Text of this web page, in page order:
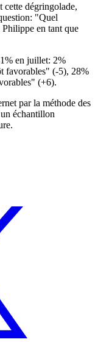
cette dégringolade,
"Quel
en tant que
en juillet: 2%
favorables" (-5), 28%
(+6).
par la méthode des
échantillon